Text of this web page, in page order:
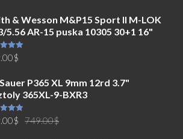
& Wesson M&P15 Sport II M-LOK
5.56 AR-15 puska 10305 30+1 16"
5 $
P365 XL 9mm 12rd 3.7"
365XL-9-BXR3
5 749.00$
$